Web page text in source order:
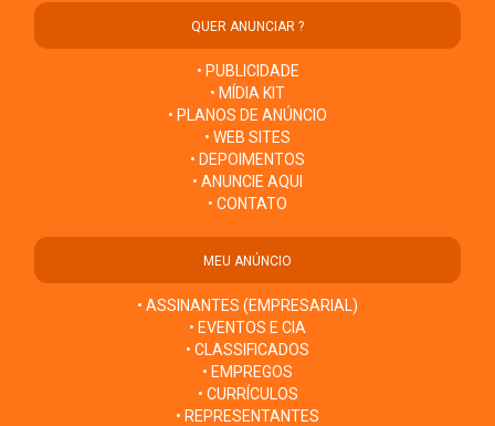
QUER ANUNCIAR ?
• PUBLICIDADE
• MÍDIA KIT
• PLANOS DE ANÚNCIO
• WEB SITES
• DEPOIMENTOS
• ANUNCIE AQUI
• CONTATO
MEU ANÚNCIO
• ASSINANTES (EMPRESARIAL)
• EVENTOS E CIA
• CLASSIFICADOS
• EMPREGOS
• CURRÍCULOS
• REPRESENTANTES